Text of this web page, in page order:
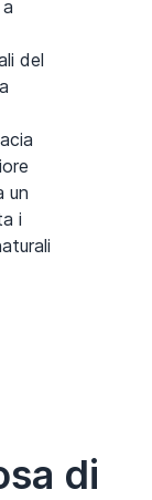
del
un
i
di